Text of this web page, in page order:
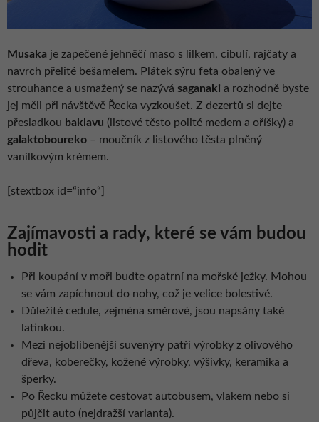
Musaka je zapečené jehněčí maso s lilkem, cibulí, rajčaty a
navrch přelité bešamelem. Plátek sýru feta obalený ve
strouhance a usmažený se nazývá saganaki a rozhodně byste
jej měli při návštěvě Řecka vyzkoušet. Z dezertů si dejte
přesladkou baklavu (listové těsto polité medem a oříšky) a
galaktoboureko – moučník z listového těsta plněný
vanilkovým krémem.
[stextbox id=“info“]
Zajímavosti a rady, které se vám budou
hodit
Při koupání v moři buďte opatrní na mořské ježky. Mohou
se vám zapíchnout do nohy, což je velice bolestivé.
Důležité cedule, zejména směrové, jsou napsány také
latinkou.
Mezi nejoblíbenější suvenýry patří výrobky z olivového
dřeva, koberečky, kožené výrobky, výšivky, keramika a
šperky.
Po Řecku můžete cestovat autobusem, vlakem nebo si
půjčit auto (nejdražší varianta).